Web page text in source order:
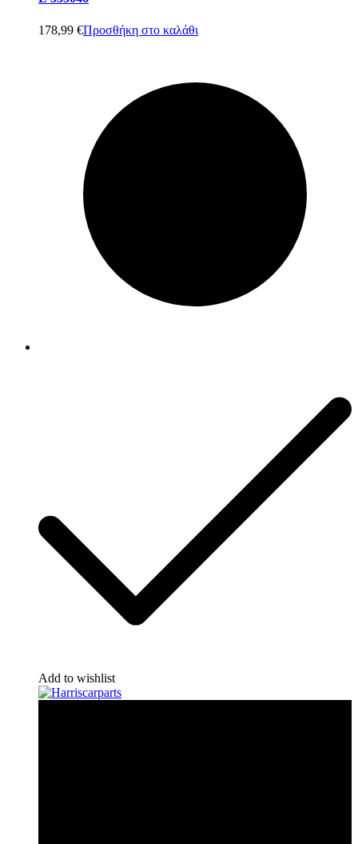
178,99 €Προσθήκη στο καλάθι
Add to wishlist